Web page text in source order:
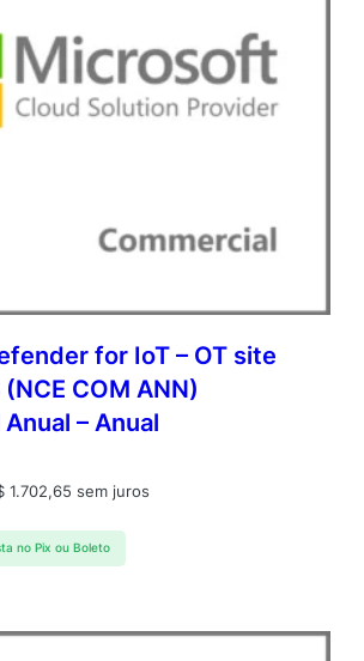
for IoT – OT site
COM ANN)
– Anual
1.702,65 sem juros
no Pix ou Boleto